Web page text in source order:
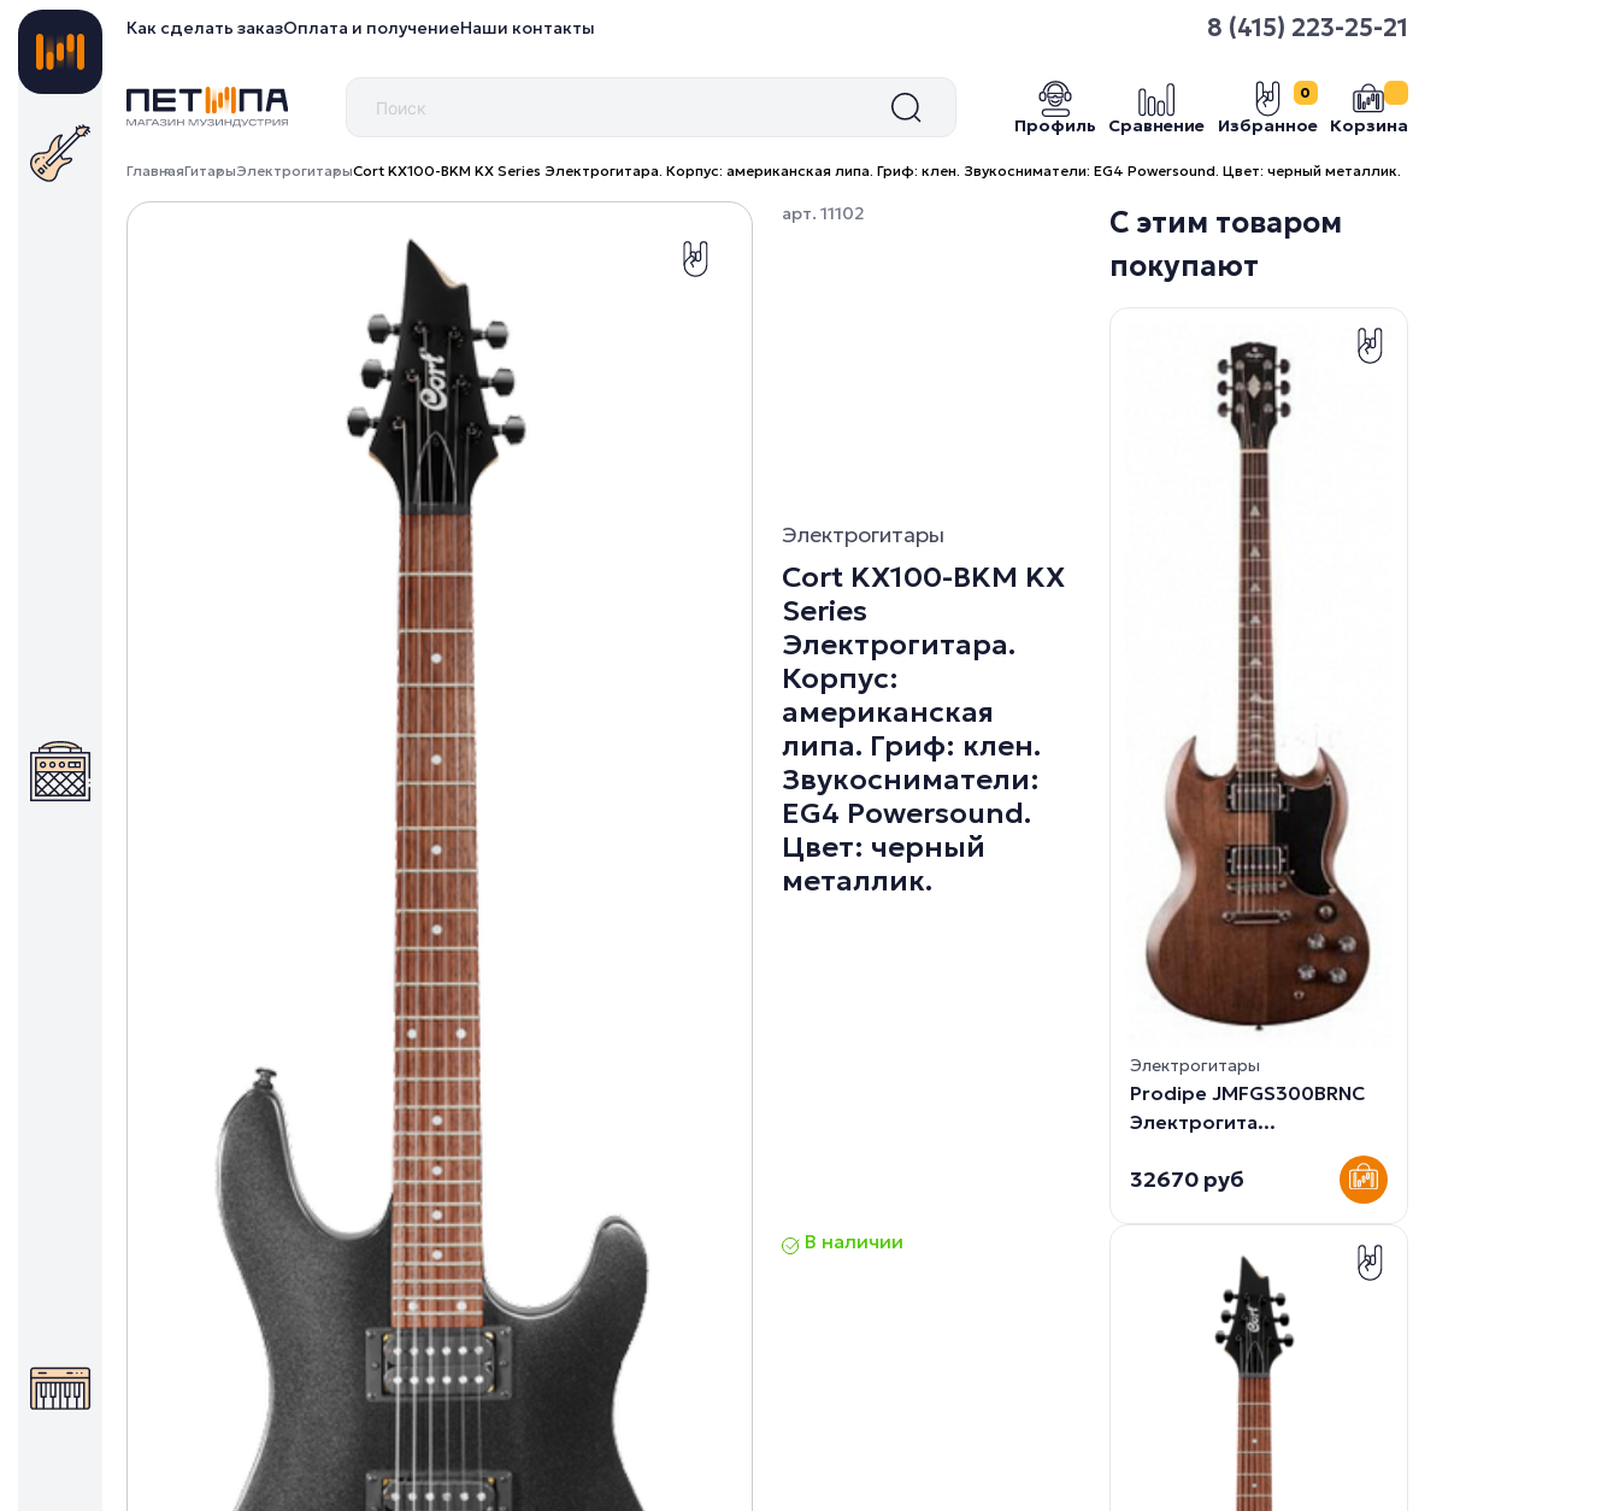
Как сделать заказОплата и получениеНаши контакты 8 (415) 223-25-21
Профиль Сравнение Избранное
0
Корзина
ГлавнаяГитарыЭлектрогитарыCort KX100-BKM KX Series Электрогитара. Корпус: американская липа. Гриф: клен. Звукосниматели: EG4 Powersound. Цвет: черный металлик.
арт. 11102
Электрогитары
Cort KX100-BKM KX
Series
Электрогитара.
Корпус:
американская
липа. Гриф: клен.
Звукосниматели:
EG4 Powersound.
Цвет: черный
металлик.
В наличии
С этим товаром
покупают
Электрогитары
Prodipe JMFGS300BRNC
Электрогита...
32670 руб